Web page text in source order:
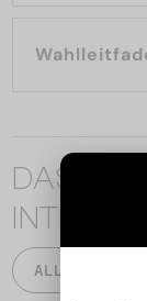
DAS
ALLE